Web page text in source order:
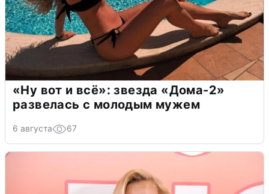
«Ну вот и всё»: звезда «Дома-2»
развелась с молодым мужем
6 августа 67